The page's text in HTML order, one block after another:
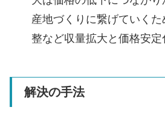
産地づくりに繋げていく
整など収量拡大と価格安定
解決の手法